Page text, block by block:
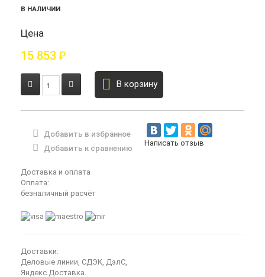
В НАЛИЧИИ
Цена
15 853 ₽
В корзину
Добавить в избранное
Добавить к сравнению
Написать отзыв
Доставка и оплата
Оплата:
безналичный расчёт
Доставки:
Деловые линии, СДЭК, ДэлС,
Яндекс.Доставка.